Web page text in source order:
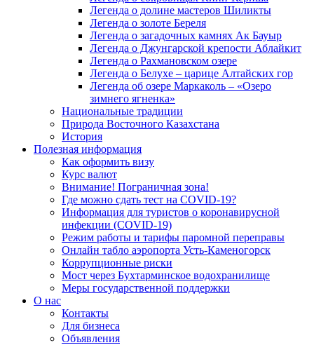
Легенда о долине мастеров Шиликты
Легенда о золоте Береля
Легенда о загадочных камнях Ак Бауыр
Легенда о Джунгарской крепости Аблайкит
Легенда о Рахмановском озере
Легенда о Белухе – царице Алтайских гор
Легенда об озере Маркаколь – «Озеро
зимнего ягненка»
Национальные традиции
Природа Восточного Казахстана
История
Полезная информация
Как оформить визу
Курс валют
Внимание! Пограничная зона!
Где можно сдать тест на COVID-19?
Информация для туристов о коронавирусной
инфекции (COVID-19)
Режим работы и тарифы паромной переправы
Онлайн табло аэропорта Усть-Каменогорск
Коррупционные риски
Мост через Бухтарминское водохранилище
Меры государственной поддержки
О нас
Контакты
Для бизнеса
Объявления